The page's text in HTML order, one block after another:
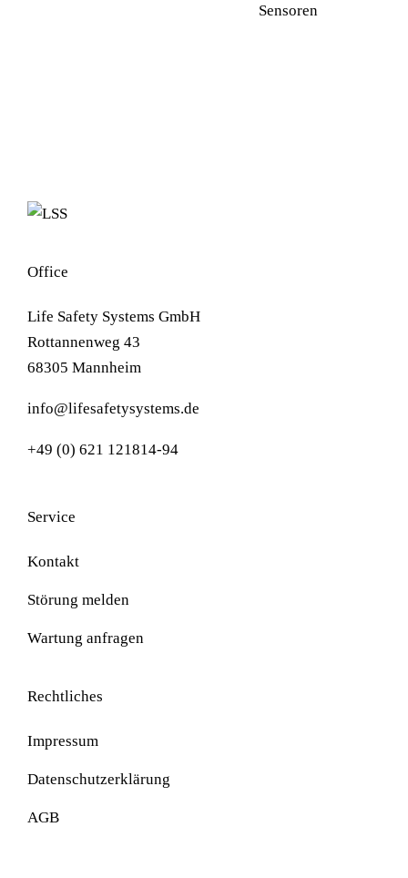
Sensoren
Office
Life Safety Systems GmbH
Rottannenweg 43
68305 Mannheim
info@lifesafetysystems.de
+49 (0) 621 121814-94
Service
Kontakt
Störung melden
Wartung anfragen
Rechtliches
Impressum
Datenschutzerklärung
AGB